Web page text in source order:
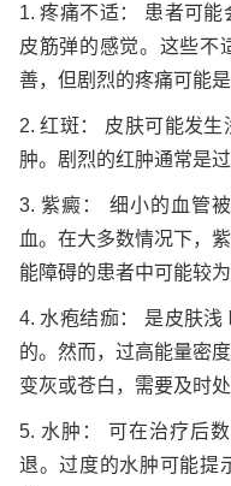
1. 疼痛不适： 患者可
皮筋弹的感觉。这些不
善，但剧烈的疼痛可能
2. 红斑： 皮肤可能发
肿。剧烈的红肿通常是
3. 紫癜： 细小的血管
血。在大多数情况下，
能障碍的患者中可能较为
4. 水疱结痂： 是皮肤
的。然而，过高能量密
变灰或苍白，需要及时处
5. 水肿： 可在治疗后
退。过度的水肿可能提